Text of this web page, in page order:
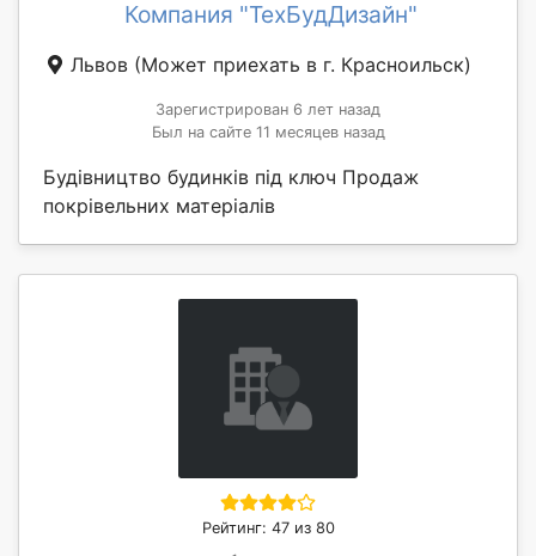
Компания "ТехБудДизайн"
Львов (Может приехать в г. Красноильск)
Зарегистрирован 6 лет назад
Был на сайте 11 месяцев назад
Будівництво будинків під ключ Продаж
покрівельних матеріалів
Рейтинг: 47 из 80